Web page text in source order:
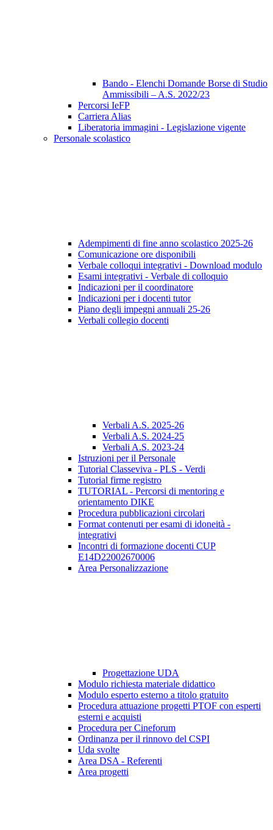
Bando - Elenchi Domande Borse di Studio
Ammissibili – A.S. 2022/23
Percorsi IeFP
Carriera Alias
Liberatoria immagini - Legislazione vigente
Personale scolastico
Adempimenti di fine anno scolastico 2025-26
Comunicazione ore disponibili
Verbale colloqui integrativi - Download modulo
Esami integrativi - Verbale di colloquio
Indicazioni per il coordinatore
Indicazioni per i docenti tutor
Piano degli impegni annuali 25-26
Verbali collegio docenti
Verbali A.S. 2025-26
Verbali A.S. 2024-25
Verbali A.S. 2023-24
Istruzioni per il Personale
Tutorial Classeviva - PLS - Verdi
Tutorial firme registro
TUTORIAL - Percorsi di mentoring e
orientamento DIKE
Procedura pubblicazioni circolari
Format contenuti per esami di idoneità -
integrativi
Incontri di formazione docenti CUP
E14D22002670006
Area Personalizzazione
Progettazione UDA
Modulo richiesta materiale didattico
Modulo esperto esterno a titolo gratuito
Procedura attuazione progetti PTOF con esperti
esterni e acquisti
Procedura per Cineforum
Ordinanza per il rinnovo del CSPI
Uda svolte
Area DSA - Referenti
Area progetti